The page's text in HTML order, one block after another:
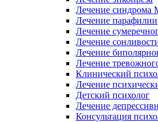
Лечение синдрома
Лечение парафилии
Лечение
Лечение
Лечение
Лечение
Клинический
Лечение
Детский психолог
Лечение
Консультация